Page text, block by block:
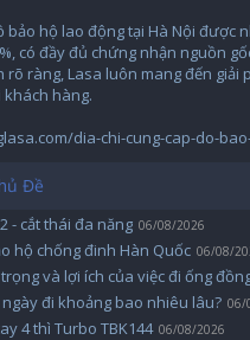
bảo hộ lao động tại Hà Nội được
có đầy đủ chứng nhận nguồn
rõ ràng, Lasa luôn mang đến
hàng.
dia-chi-cung-cap-do-
Đề
- cắt thái đa năng 06/08/2026
hộ chống đinh Hàn Quốc 06/08/
và lợi ích của việc đi ống
đi khoảng bao nhiêu lâu? 06/
4 thì Turbo TBK144 06/08/2026